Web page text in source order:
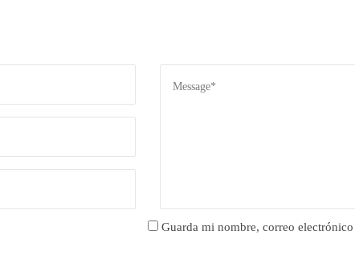
Guarda mi nombre, correo